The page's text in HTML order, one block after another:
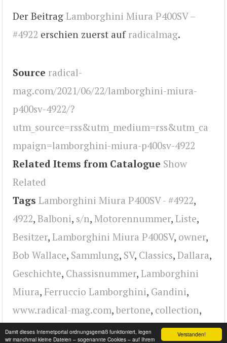
Verstanden!
Damit dieses Internetportal ordnungsgemäß funktioniert, legen
wir manchmal kleine Dateien – sogenannte Cookies – auf Ihrem
Der Beitrag Lamborghini Miura P400SV –
#4922 erschien zuerst auf radicalmag.
Source radical-
mag.com/2021/06/22/lamborghini-miura-
p400sv-4922/?
utm_source=rss&utm_medium=rss&utm_ca
mpaign=lamborghini-miura-p400sv-4922
Related Items from Catalogue Show
Related
Tags Lamborghini Miura P400SV - #4922,
4922, Balboni, s/n, Motorennummer, Liste,
Besitzer, Lamborghini Miura P400SV, owner,
Bob Wallace, Sammlung, SV, Classics, Dallara,
Geschichte, Chassisnummer, Lamborghini
Miura, Ferruccio Lamborghini, Gandini,
www.radical-mag.com, bertone, collection,
engine,design,Lamborghini,radical